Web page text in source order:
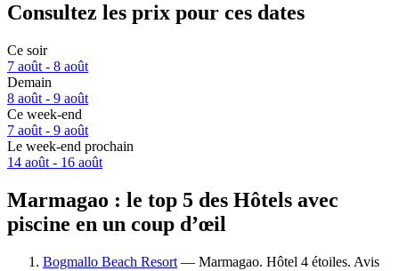
Consultez les prix pour ces dates
Ce soir
7 août - 8 août
Demain
8 août - 9 août
Ce week-end
7 août - 9 août
Le week-end prochain
14 août - 16 août
Marmagao : le top 5 des Hôtels avec
piscine en un coup d’œil
Bogmallo Beach Resort — Marmagao. Hôtel 4 étoiles. Avis